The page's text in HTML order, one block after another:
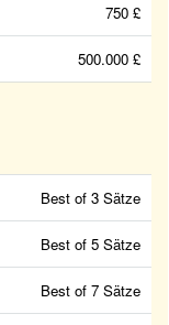
750 £
500.000 £
Best of 3 Sätze
Best of 5 Sätze
Best of 7 Sätze